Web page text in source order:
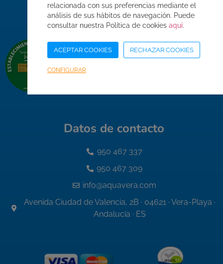
Mapa web
Acceso Área Corporativa
Datos de contacto
950 467 337
950 467 309
info@aquavera.com
Avenida Ciudad de Valencia, 2B · 04621 · Vera-Playa ·
Andalucía · ES
relacionada con sus preferencias mediante el
análisis de sus hábitos de navegación. Puede
consultar nuestra Política de cookies aquí.
ACEPTAR COOKIES RECHAZAR COOKIES
CONFIGURAR